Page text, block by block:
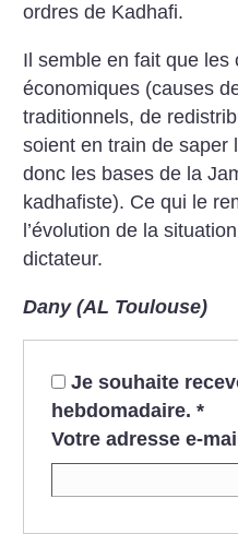
ordres de Kadhafi.
Il semble en fait que les
économiques (causes
traditionnels, de
soient en train de saper
donc les bases de la
kadhafiste). Ce qui le
l’évolution de la
dictateur.
Dany (AL Toulouse)
Je souhaite
hebdomadaire. *
Votre adresse e-